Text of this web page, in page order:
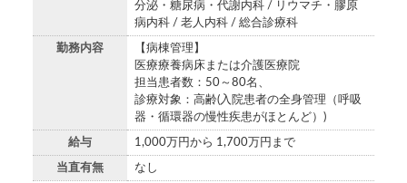
分泌・糖尿病・代謝内科 / リウマチ・膠原
病内科 / 老人内科 / 総合診療科
勤務内容
【病棟管理】
医療療養病床または介護医療院
担当患者数：50～80名、
診療対象：高齢(入院患者の全身管理（呼吸
器・循環器の慢性疾患がほとんど）)
給与 1,000万円から 1,700万円まで
当直有無 なし